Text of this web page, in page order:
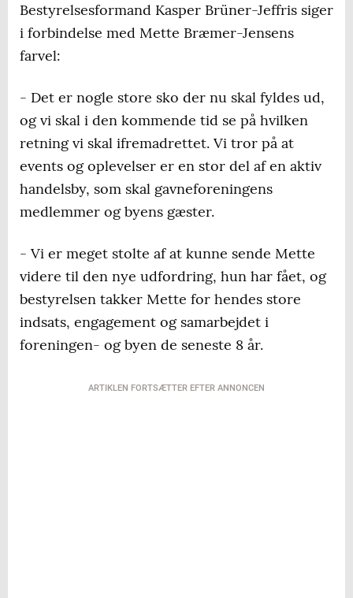
Bestyrelsesformand Kasper Brüner-Jeffris siger
i forbindelse med Mette Bræmer-Jensens
farvel:
- Det er nogle store sko der nu skal fyldes ud,
og vi skal i den kommende tid se på hvilken
retning vi skal ifremadrettet. Vi tror på at
events og oplevelser er en stor del af en aktiv
handelsby, som skal gavneforeningens
medlemmer og byens gæster.
- Vi er meget stolte af at kunne sende Mette
videre til den nye udfordring, hun har fået, og
bestyrelsen takker Mette for hendes store
indsats, engagement og samarbejdet i
foreningen- og byen de seneste 8 år.
ARTIKLEN FORTSÆTTER EFTER ANNONCEN